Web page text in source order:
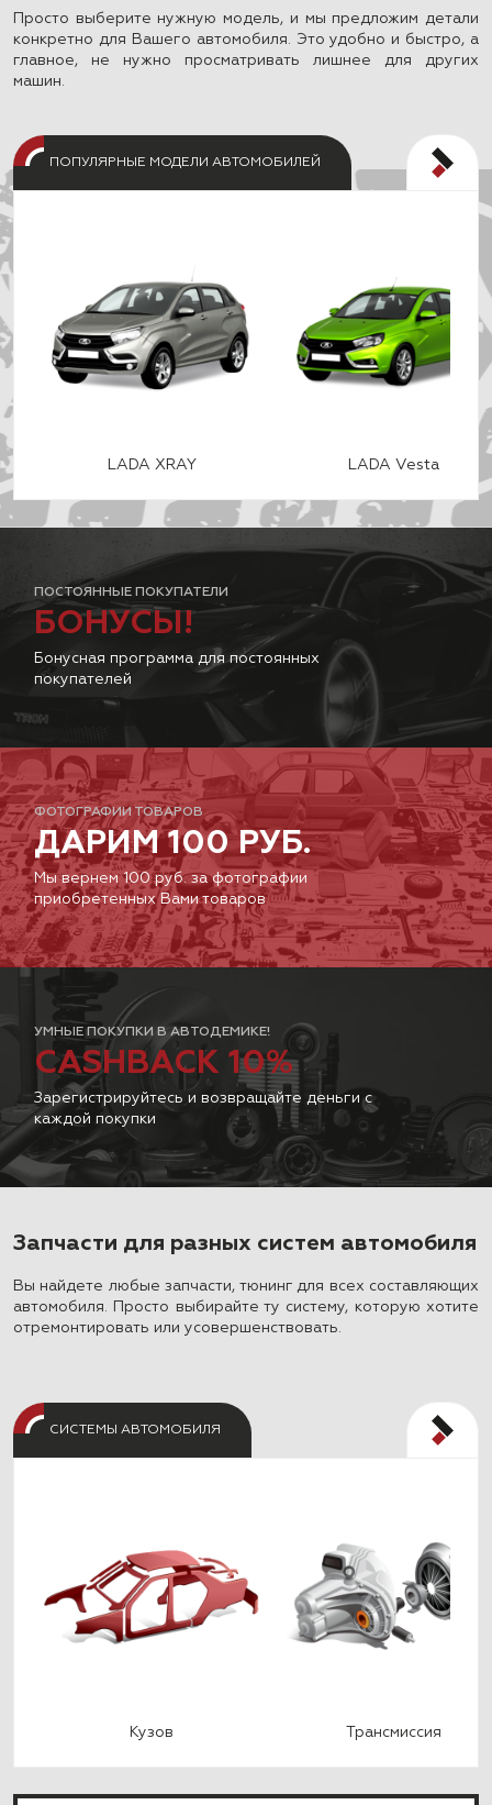
Просто выберите нужную модель, и мы предложим детали
конкретно для Вашего автомобиля. Это удобно и быстро, а
главное, не нужно просматривать лишнее для других
машин.
ПОПУЛЯРНЫЕ МОДЕЛИ АВТОМОБИЛЕЙ
LADA XRAY LADA Vesta
ПОСТОЯННЫЕ ПОКУПАТЕЛИ
БОНУСЫ!
Бонусная программа для постоянных
покупателей
ФОТОГРАФИИ ТОВАРОВ
ДАРИМ 100 РУБ.
Мы вернем 100 руб. за фотографии
приобретенных Вами товаров
УМНЫЕ ПОКУПКИ В АВТОДЕМИКЕ!
CASHBACK 10%
Зарегистрируйтесь и возвращайте деньги с
каждой покупки
Запчасти для разных систем автомобиля
Вы найдете любые запчасти, тюнинг для всех составляющих
автомобиля. Просто выбирайте ту систему, которую хотите
отремонтировать или усовершенствовать.
СИСТЕМЫ АВТОМОБИЛЯ
Кузов Трансмиссия